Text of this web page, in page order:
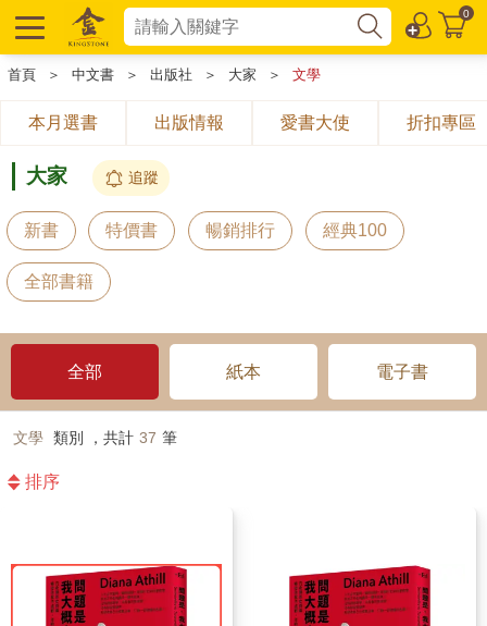
0
首頁 ＞ 中文書 ＞ 出版社 ＞ 大家 ＞ 文學
本月選書 出版情報 愛書大使 折扣專區
大家 追蹤
新書 特價書 暢銷排行 經典100
全部書籍
全部 紙本 電子書
文學 類別 ，共計 37 筆
排序